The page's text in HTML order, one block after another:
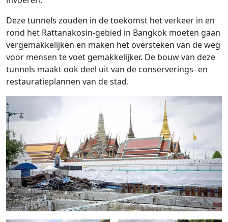
Deze tunnels zouden in de toekomst het verkeer in en
rond het Rattanakosin-gebied in Bangkok moeten gaan
vergemakkelijken en maken het oversteken van de weg
voor mensen te voet gemakkelijker. De bouw van deze
tunnels maakt ook deel uit van de conserverings- en
restauratieplannen van de stad.